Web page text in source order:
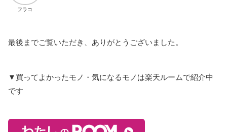
フラコ
最後までご覧いただき、ありがとうございました。
▼買ってよかったモノ・気になるモノは楽天ルームで紹介中
です